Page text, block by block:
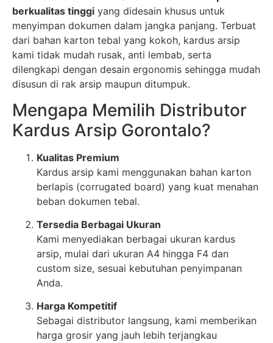
berkualitas tinggi yang didesain khusus untuk
menyimpan dokumen dalam jangka panjang. Terbuat
dari bahan karton tebal yang kokoh, kardus arsip
kami tidak mudah rusak, anti lembab, serta
dilengkapi dengan desain ergonomis sehingga mudah
disusun di rak arsip maupun ditumpuk.
Mengapa Memilih Distributor
Kardus Arsip Gorontalo?
Kualitas Premium
Kardus arsip kami menggunakan bahan karton
berlapis (corrugated board) yang kuat menahan
beban dokumen tebal.
Tersedia Berbagai Ukuran
Kami menyediakan berbagai ukuran kardus
arsip, mulai dari ukuran A4 hingga F4 dan
custom size, sesuai kebutuhan penyimpanan
Anda.
Harga Kompetitif
Sebagai distributor langsung, kami memberikan
harga grosir yang jauh lebih terjangkau